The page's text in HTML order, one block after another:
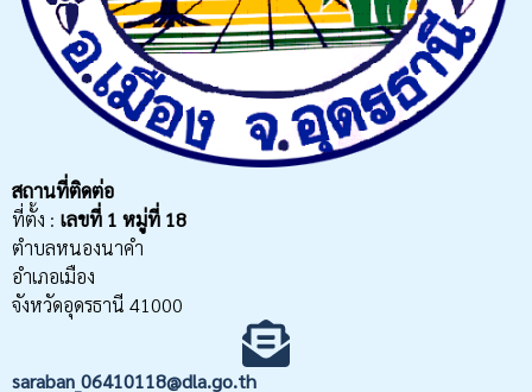
สถานที่ติดต่อ
ที่ตั้ง : เลขที่ 1 หมู่ที่ 18
ตำบลหนองนาคำ
อำเภอเมือง
จังหวัดอุดรธานี 41000
saraban_06410118@dla.go.th